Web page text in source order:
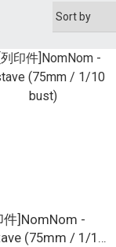
件]NomNom -
(75mm / 1/10